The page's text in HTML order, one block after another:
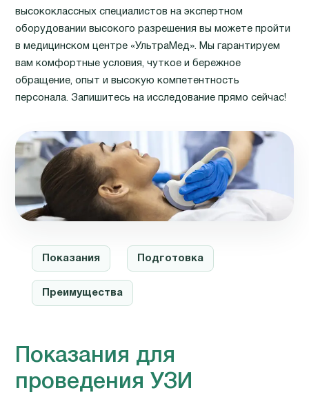
высококлассных специалистов на экспертном
оборудовании высокого разрешения вы можете пройти
в медицинском центре «УльтраМед». Мы гарантируем
вам комфортные условия, чуткое и бережное
обращение, опыт и высокую компетентность
персонала. Запишитесь на исследование прямо сейчас!
Показания Подготовка
Преимущества
Показания для
проведения УЗИ